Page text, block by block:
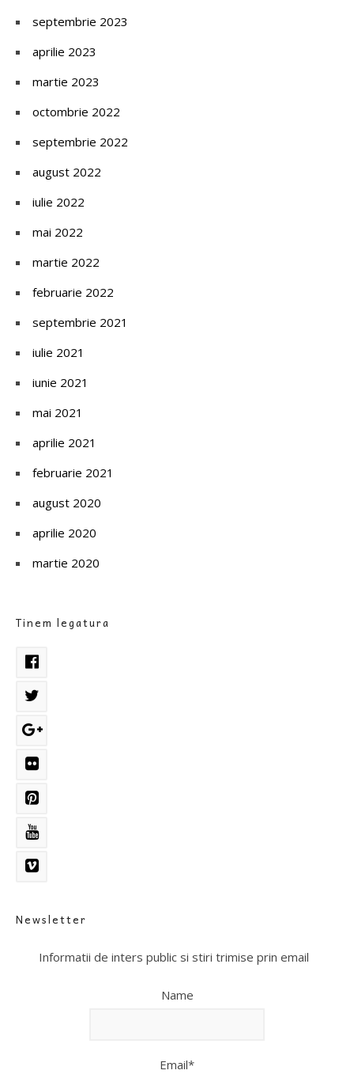
septembrie 2023
aprilie 2023
martie 2023
octombrie 2022
septembrie 2022
august 2022
iulie 2022
mai 2022
martie 2022
februarie 2022
septembrie 2021
iulie 2021
iunie 2021
mai 2021
aprilie 2021
februarie 2021
august 2020
aprilie 2020
martie 2020
Tinem legatura
Newsletter
Informatii de inters public si stiri trimise prin email
Name
Email*